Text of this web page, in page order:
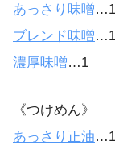
あっさり味噌…1
ブレンド味噌…1
濃厚味噌…1
《つけめん》
あっさり正油…1